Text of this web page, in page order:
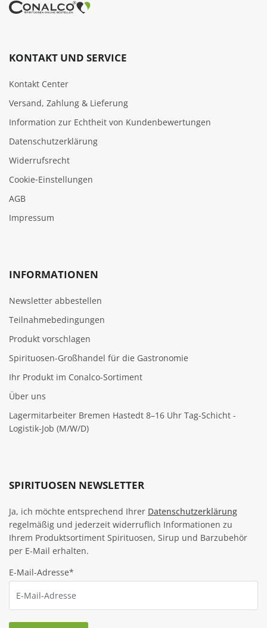
KONTAKT UND SERVICE
Kontakt Center
Versand, Zahlung & Lieferung
Information zur Echtheit von Kundenbewertungen
Datenschutzerklärung
Widerrufsrecht
Cookie‑Einstellungen
AGB
Impressum
INFORMATIONEN
Newsletter abbestellen
Teilnahmebedingungen
Produkt vorschlagen
Spirituosen-Großhandel für die Gastronomie
Ihr Produkt im Conalco-Sortiment
Über uns
Lagermitarbeiter Bremen Hastedt 8–16 Uhr Tag-Schicht -
Logistik-Job (M/W/D)
SPIRITUOSEN NEWSLETTER
Ja, ich möchte entsprechend Ihrer Datenschutzerklärung
regelmäßig und jederzeit widerruflich Informationen zu
Ihrem Produktsortiment Spirituosen, Sirup und Barzubehör
per E-Mail erhalten.
E-Mail-Adresse*